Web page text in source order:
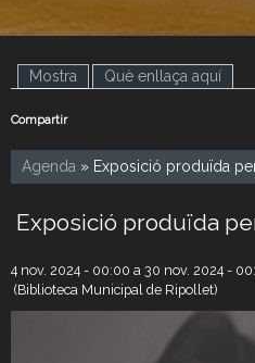
Mostra (pestanya activa)
Què enllaça aquí
Compartir
Agenda » Exposició produïda
Exposició produïda
4 nov. 2024 - 00:00 a 30 nov. 2024 -
(Biblioteca Municipal de Ripollet)